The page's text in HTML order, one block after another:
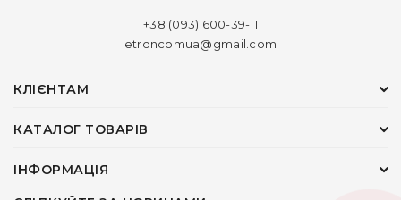
+38 (093) 600-39-11
etroncomua@gmail.com
КЛІЄНТАМ
КАТАЛОГ ТОВАРІВ
ІНФОРМАЦІЯ